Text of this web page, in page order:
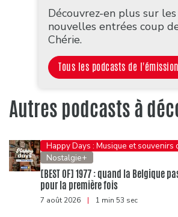
Découvrez-en plus sur les
nouvelles entrées coup
Chérie.
Tous les podcasts de l'émission
Autres podcasts à
Happy Days : Musique et
Nostalgie+
[BEST OF] 1977 : quand la Belgique
pour la première fois
7 août 2026 | 1 min 53 sec